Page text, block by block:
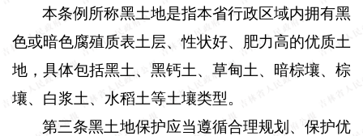
本条例所称黑土地是指本省行政区域内拥有黑
色或暗色腐殖质表土层、性状好、肥力高的优质土
地，具体包括黑土、黑钙土、草甸土、暗棕壤、棕
壤、白浆土、水稻土等土壤类型。
第三条黑土地保护应当遵循合理规划、保护优